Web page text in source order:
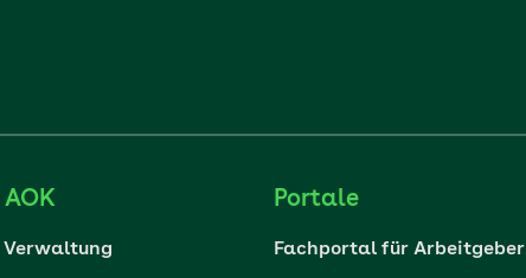
Verwaltung
Portale
Fachportal für Arbeitgeber